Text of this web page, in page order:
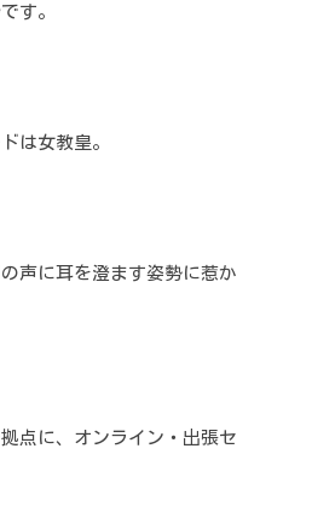
す。
は女教皇。
声に耳を澄ます姿勢に惹か
点に、オンライン・出張セ